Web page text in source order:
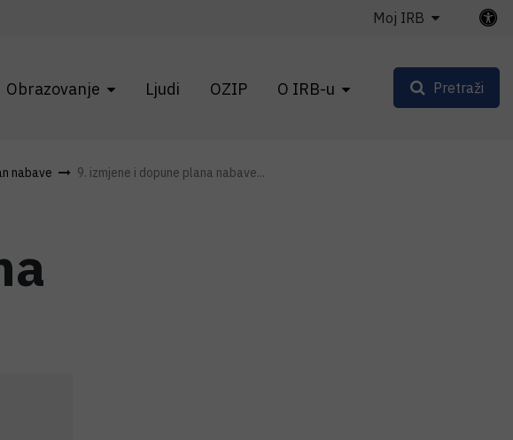
Obrazovanje Ljudi OZIP O IRB-u
Moj IRB
Pretraži
nabave 9. izmjene i dopune plana nabave...